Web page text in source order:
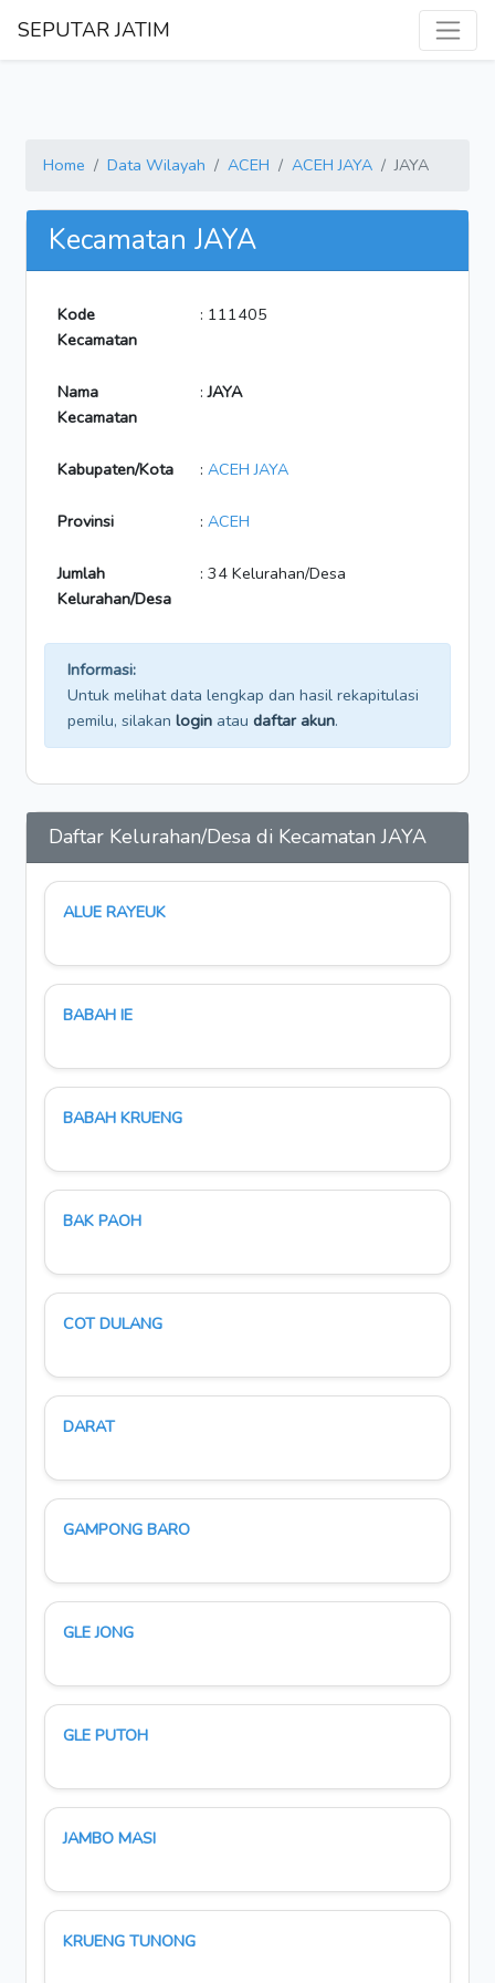
SEPUTAR JATIM
Home Data Wilayah ACEH ACEH JAYA JAYA
Kecamatan JAYA
Kode
Kecamatan
: 111405
Nama
Kecamatan
:JAYA
Kabupaten/Kota : ACEH JAYA
Provinsi : ACEH
Jumlah
Kelurahan/Desa
: 34 Kelurahan/Desa
Informasi:
Untuk melihat data lengkap dan hasil rekapitulasi
pemilu, silakan login atau daftar akun.
Daftar Kelurahan/Desa di Kecamatan JAYA
ALUE RAYEUK
BABAH IE
BABAH KRUENG
BAK PAOH
COT DULANG
DARAT
GAMPONG BARO
GLE JONG
GLE PUTOH
JAMBO MASI
KRUENG TUNONG